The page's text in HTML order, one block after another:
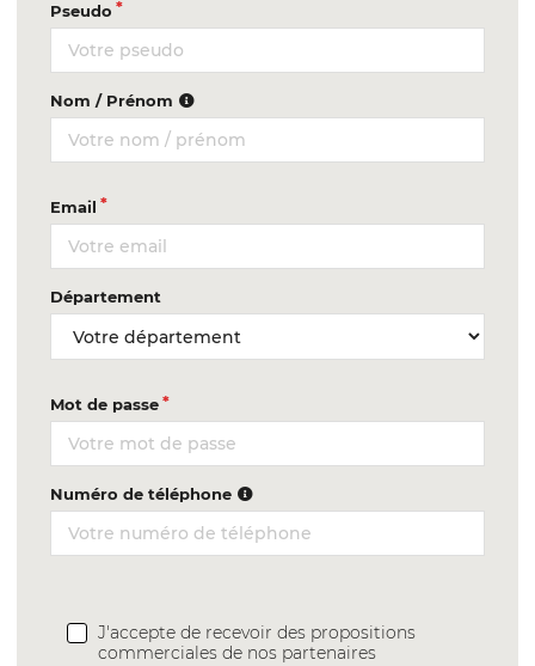
Pseudo
Nom / Prénom
Email
Département
Mot de passe
Numéro de téléphone
J'accepte de recevoir des propositions
commerciales de nos partenaires